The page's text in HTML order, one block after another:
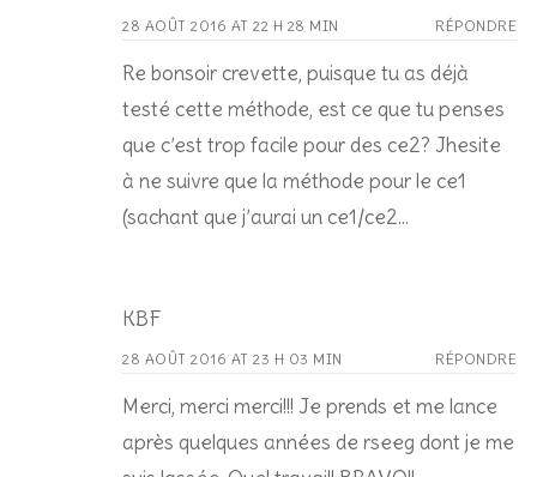
28 AOÛT 2016 AT 22 H 28 MIN RÉPONDRE
Re bonsoir crevette, puisque tu as déjà
testé cette méthode, est ce que tu penses
que c’est trop facile pour des ce2? Jhesite
à ne suivre que la méthode pour le ce1
(sachant que j’aurai un ce1/ce2…
KBF
28 AOÛT 2016 AT 23 H 03 MIN RÉPONDRE
Merci, merci merci!!! Je prends et me lance
après quelques années de rseeg dont je me